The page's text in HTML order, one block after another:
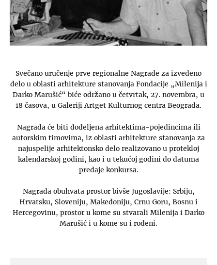
Svečano uručenje prve regionalne Nagrade za izvedeno
delo u oblasti arhitekture stanovanja Fondacije „Milenija i
Darko Marušić“ biće održano u četvrtak, 27. novembra, u
18 časova, u Galeriji Artget Kulturnog centra Beograda.
Nagrada će biti dodeljena arhitektima-pojedincima ili
autorskim timovima, iz oblasti arhitekture stanovanja za
najuspelije arhitektonsko delo realizovano u protekloj
kalendarskoj godini, kao i u tekućoj godini do datuma
predaje konkursa.
Nagrada obuhvata prostor bivše Jugoslavije: Srbiju,
Hrvatsku, Sloveniju, Makedoniju, Crnu Goru, Bosnu i
Hercegovinu, prostor u kome su stvarali Milenija i Darko
Marušić i u kome su i rođeni.